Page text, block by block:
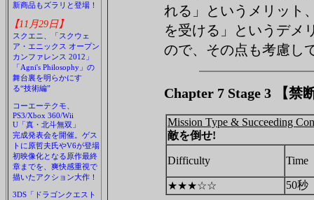
新商品もズラリと登場！
【11月29日】
スクエニ、「スクウェ
ア・エニックス オープン
カンファレンス 2012」
「Agni's Philosophy」の
舞台裏を明らかにす
る“技術編”
コーエーテクモ、
PS3/Xbox 360/Wii
U「真・北斗無双」
完成発表会を開催。ゲス
トに原哲夫氏やV6が登場
初映像化となる原作最終
章までを、爽快感重視で
描いたアクション大作！
3DS「ドラゴンクエスト
れる」というメリット
を受ける」というデメ
ので、その点も考慮し
Chapter 7 Stage 3 【禁
Mission Type & Succeeding
敵を倒せ!
Difficulty Time
★★★☆☆ 50秒